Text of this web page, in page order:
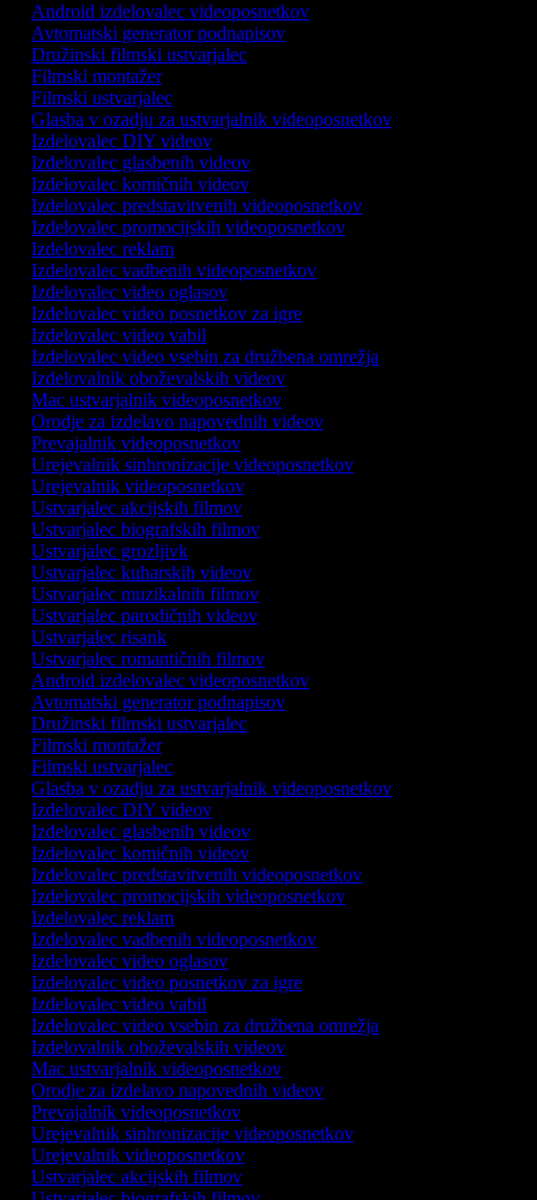
Android izdelovalec videoposnetkov
Avtomatski generator podnapisov
Družinski filmski ustvarjalec
Filmski montažer
Filmski ustvarjalec
Glasba v ozadju za ustvarjalnik videoposnetkov
Izdelovalec DIY videov
Izdelovalec glasbenih videov
Izdelovalec komičnih videov
Izdelovalec predstavitvenih videoposnetkov
Izdelovalec promocijskih videoposnetkov
Izdelovalec reklam
Izdelovalec vadbenih videoposnetkov
Izdelovalec video oglasov
Izdelovalec video posnetkov za igre
Izdelovalec video vabil
Izdelovalec video vsebin za družbena omrežja
Izdelovalnik oboževalskih videov
Mac ustvarjalnik videoposnetkov
Orodje za izdelavo napovednih videov
Prevajalnik videoposnetkov
Urejevalnik sinhronizacije videoposnetkov
Urejevalnik videoposnetkov
Ustvarjalec akcijskih filmov
Ustvarjalec biografskih filmov
Ustvarjalec grozljivk
Ustvarjalec kuharskih videov
Ustvarjalec muzikalnih filmov
Ustvarjalec parodičnih videov
Ustvarjalec risank
Ustvarjalec romantičnih filmov
Android izdelovalec videoposnetkov
Avtomatski generator podnapisov
Družinski filmski ustvarjalec
Filmski montažer
Filmski ustvarjalec
Glasba v ozadju za ustvarjalnik videoposnetkov
Izdelovalec DIY videov
Izdelovalec glasbenih videov
Izdelovalec komičnih videov
Izdelovalec predstavitvenih videoposnetkov
Izdelovalec promocijskih videoposnetkov
Izdelovalec reklam
Izdelovalec vadbenih videoposnetkov
Izdelovalec video oglasov
Izdelovalec video posnetkov za igre
Izdelovalec video vabil
Izdelovalec video vsebin za družbena omrežja
Izdelovalnik oboževalskih videov
Mac ustvarjalnik videoposnetkov
Orodje za izdelavo napovednih videov
Prevajalnik videoposnetkov
Urejevalnik sinhronizacije videoposnetkov
Urejevalnik videoposnetkov
Ustvarjalec akcijskih filmov